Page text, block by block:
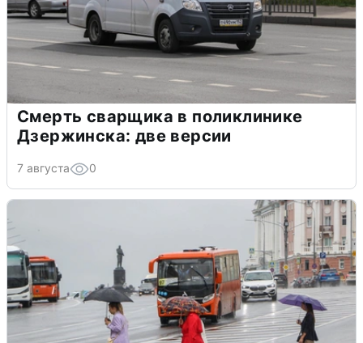
Смерть сварщика в поликлинике
Дзержинска: две версии
7 августа 0